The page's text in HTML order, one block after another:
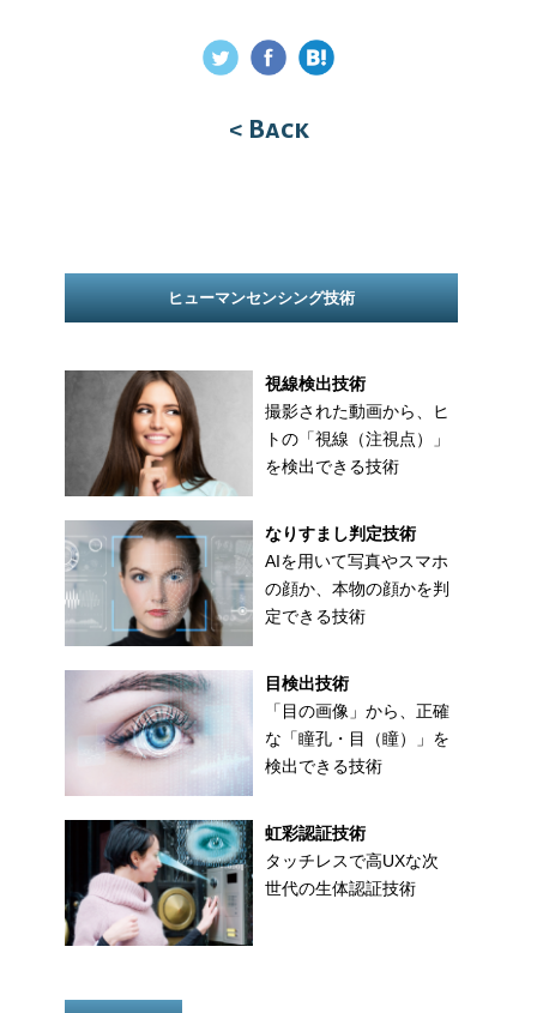
< Back
ヒューマンセンシング技術
視線検出技術
撮影された動画から、ヒ
トの「視線（注視点）」
を検出できる技術
なりすまし判定技術
AIを用いて写真やスマホ
の顔か、本物の顔かを判
定できる技術
目検出技術
「目の画像」から、正確
な「瞳孔・目（瞳）」を
検出できる技術
虹彩認証技術
タッチレスで高UXな次
世代の生体認証技術